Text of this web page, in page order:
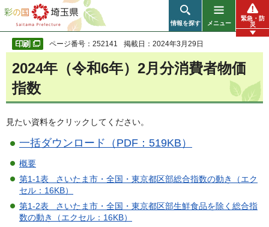
彩の国 埼玉県
情報を探す メニュー
緊急・防
災
ページ番号：252141 掲載日：2024年3月29日
2024年（令和6年）2月分消費者物価
指数
見たい資料をクリックしてください。
一括ダウンロード（PDF：519KB）
概要
第1-1表 さいたま市・全国・東京都区部総合指数の動き（エク
セル：16KB）
第1-2表 さいたま市・全国・東京都区部生鮮食品を除く総合指
数の動き（エクセル：16KB）